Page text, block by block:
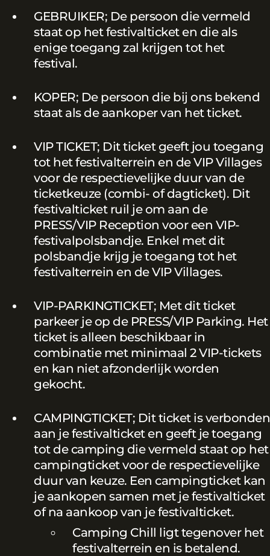
GEBRUIKER; De persoon die vermeld
staat op het festivalticket en die als
enige toegang zal krijgen tot het
festival.
KOPER; De persoon die bij ons bekend
staat als de aankoper van het ticket.
VIP TICKET; Dit ticket geeft jou toegang
tot het festivalterrein en de VIP Villages
voor de respectievelijke duur van de
ticketkeuze (combi- of dagticket). Dit
festivalticket ruil je om aan de
PRESS/VIP Reception voor een VIP-
festivalpolsbandje. Enkel met dit
polsbandje krijg je toegang tot het
festivalterrein en de VIP Villages.
VIP-PARKINGTICKET; Met dit ticket
parkeer je op de PRESS/VIP Parking. Het
ticket is alleen beschikbaar in
combinatie met minimaal 2 VIP-tickets
en kan niet afzonderlijk worden
gekocht.
CAMPINGTICKET; Dit ticket is verbonden
aan je festivalticket en geeft je toegang
tot de camping die vermeld staat op het
campingticket voor de respectievelijke
duur van keuze. Een campingticket kan
je aankopen samen met je festivalticket
of na aankoop van je festivalticket.
Camping Chill ligt tegenover het
festivalterrein en is betalend.